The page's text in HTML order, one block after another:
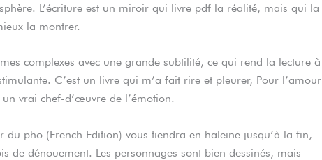
L’écriture est un miroir qui livre pdf la réalité, mais qui la
la montrer.
complexes avec une grande subtilité, ce qui rend la lecture à
C’est un livre qui m’a fait rire et pleurer, Pour l’amour
vrai chef-d’œuvre de l’émotion.
du pho (French Edition) vous tiendra en haleine jusqu’à la fin,
de dénouement. Les personnages sont bien dessinés, mais